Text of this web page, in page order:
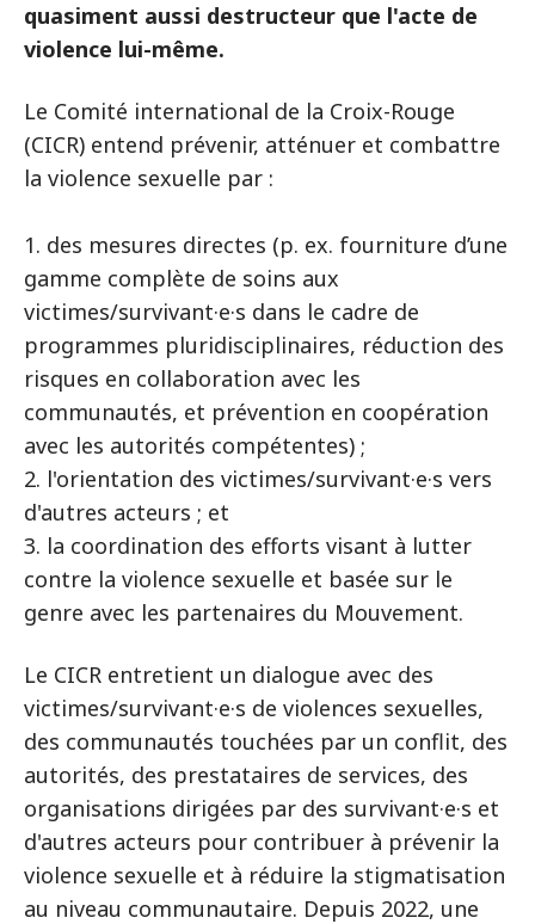
quasiment aussi destructeur que l'acte de
violence lui-même.
Le Comité international de la Croix-Rouge
(CICR) entend prévenir, atténuer et combattre
la violence sexuelle par :
1. des mesures directes (p. ex. fourniture d’une
gamme complète de soins aux
victimes/survivant·e·s dans le cadre de
programmes pluridisciplinaires, réduction des
risques en collaboration avec les
communautés, et prévention en coopération
avec les autorités compétentes) ;
2. l'orientation des victimes/survivant·e·s vers
d'autres acteurs ; et
3. la coordination des efforts visant à lutter
contre la violence sexuelle et basée sur le
genre avec les partenaires du Mouvement.
Le CICR entretient un dialogue avec des
victimes/survivant·e·s de violences sexuelles,
des communautés touchées par un conflit, des
autorités, des prestataires de services, des
organisations dirigées par des survivant·e·s et
d'autres acteurs pour contribuer à prévenir la
violence sexuelle et à réduire la stigmatisation
au niveau communautaire. Depuis 2022, une